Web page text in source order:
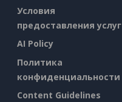
Условия
предоставления услуг
AI Policy
Политика
конфиденциальности
Content Guidelines